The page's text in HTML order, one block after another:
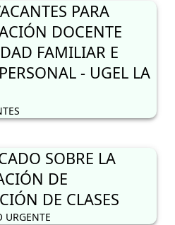
PARA
DOCENTE
FAMILIAR E
- UGEL LA
SOBRE LA
DE
DE CLASES